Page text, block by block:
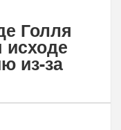
Голля
из-за